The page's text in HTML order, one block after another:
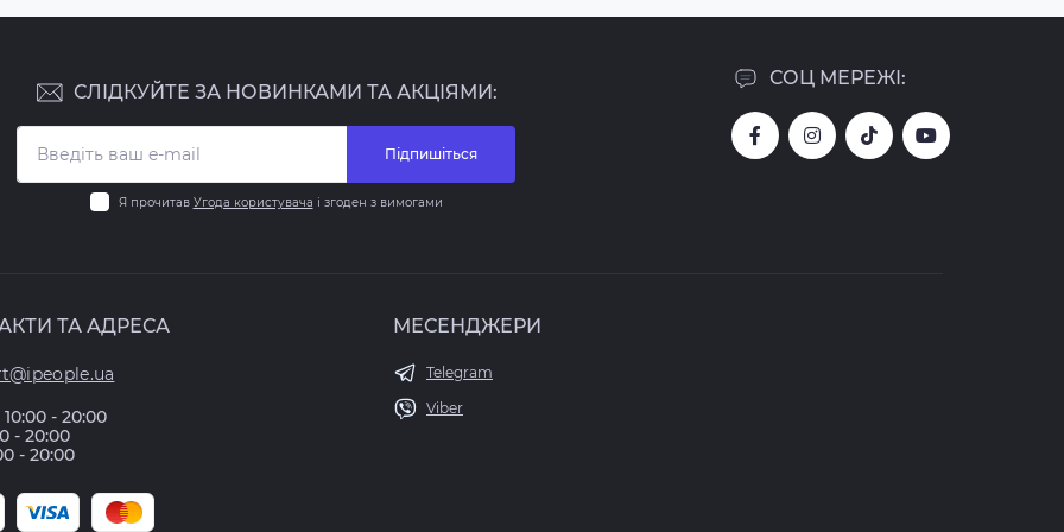
СОЦ МЕРЕЖІ:
СЛІДКУЙТЕ ЗА НОВИНКАМИ ТА АКЦІЯМИ:
Підпишіться
Я прочитав Угода користувача і згоден з вимогами
ТА АДРЕСА
- 20:00
- 20:00
- 20:00
МЕСЕНДЖЕРИ
Telegram
Viber